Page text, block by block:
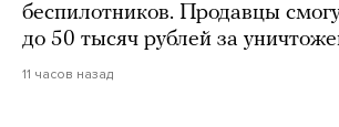
беспилотников. Продавцы
до 50 тысяч рублей за
11 часов назад